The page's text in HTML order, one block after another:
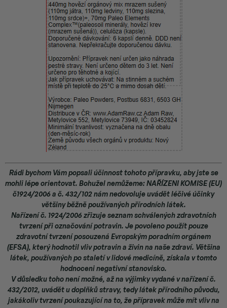
Rádi bychom Vám popsali účinnost tohoto přípravku, aby jste se
mohli lépe orientovat. Bohužel nemůžeme: NAŘÍZENI KOMISE (EU)
č1924/2006 a č. 432/102 nám nedovoluje uvádět léčivé účinky
většiny běžně používaných přírodních látek.
Nařízení č. 1924/2006 zřizuje seznam schválených zdravotních
tvrzení při označování potravin. Je povoleno použít pouze
zdravotní tvrzení posouzená Evropským poradním orgánem
(EFSA), který hodnotil vliv potravin a živin na naše zdraví. Většina
látek, používaných po staletí v lidové medicíně, získala v tomto
hodnoceni negativní stanovisko.
V důsledku toho není možné, až na výjimky vydané v nařízení č.
432/2012, uvádět u doplňků stravy, tedy látek přírodního původu,
jakákoliv tvrzení poukazující na to, že přípravek může mít vliv na